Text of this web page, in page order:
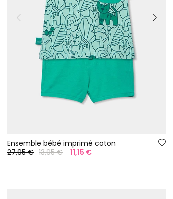
Ensemble bébé imprimé coton
27,95 € 13,95 € 11,15 €